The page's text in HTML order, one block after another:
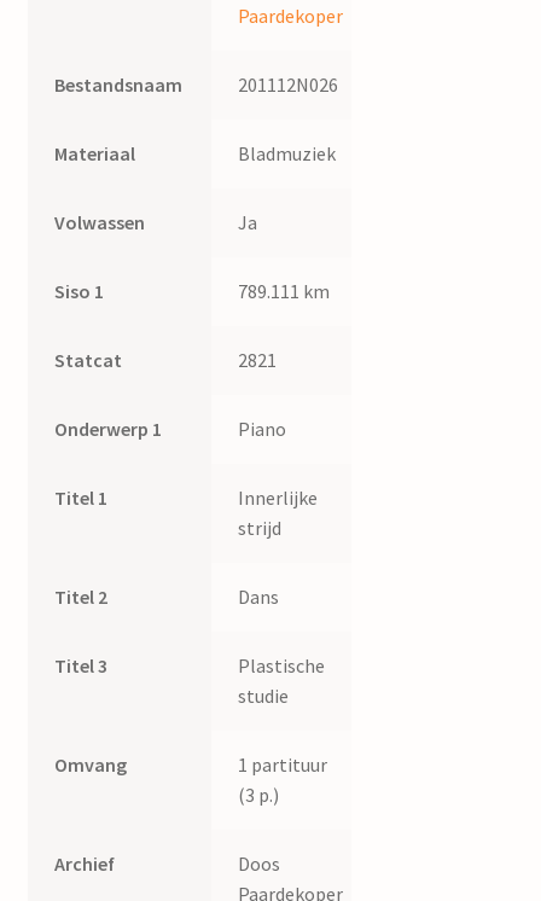
Paardekoper
Bestandsnaam 201112N026
Materiaal Bladmuziek
Volwassen Ja
Siso 1 789.111 km
Statcat 2821
Onderwerp 1 Piano
Titel 1
Innerlijke
strijd
Titel 2 Dans
Titel 3
Plastische
studie
Omvang
1 partituur
(3 p.)
Archief
Doos
Paardekoper